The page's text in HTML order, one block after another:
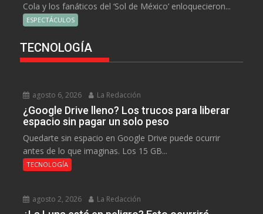
Cola y los fanáticos del ‘Sol de México’ enloquecieron...
ESPECTÁCULOS
TECNOLOGÍA
agosto 6, 2026 La Redacción
¿Google Drive lleno? Los trucos para liberar
espacio sin pagar un solo peso
Quedarte sin espacio en Google Drive puede ocurrir
antes de lo que imaginas. Los 15 GB...
TECNOLOGÍA
agosto 2, 2026 La Redacción